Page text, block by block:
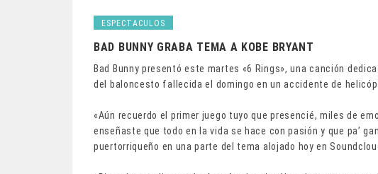
ESPECTACULOS
BAD BUNNY GRABA TEMA A KOBE BRYANT
Bad Bunny presentó este martes «6 Rings», una canción
del baloncesto fallecida el domingo en un accidente de
«Aún recuerdo el primer juego tuyo que presencié, miles de
enseñaste que todo en la vida se hace con pasión y que pa’
puertorriqueño en una parte del tema alojado hoy en